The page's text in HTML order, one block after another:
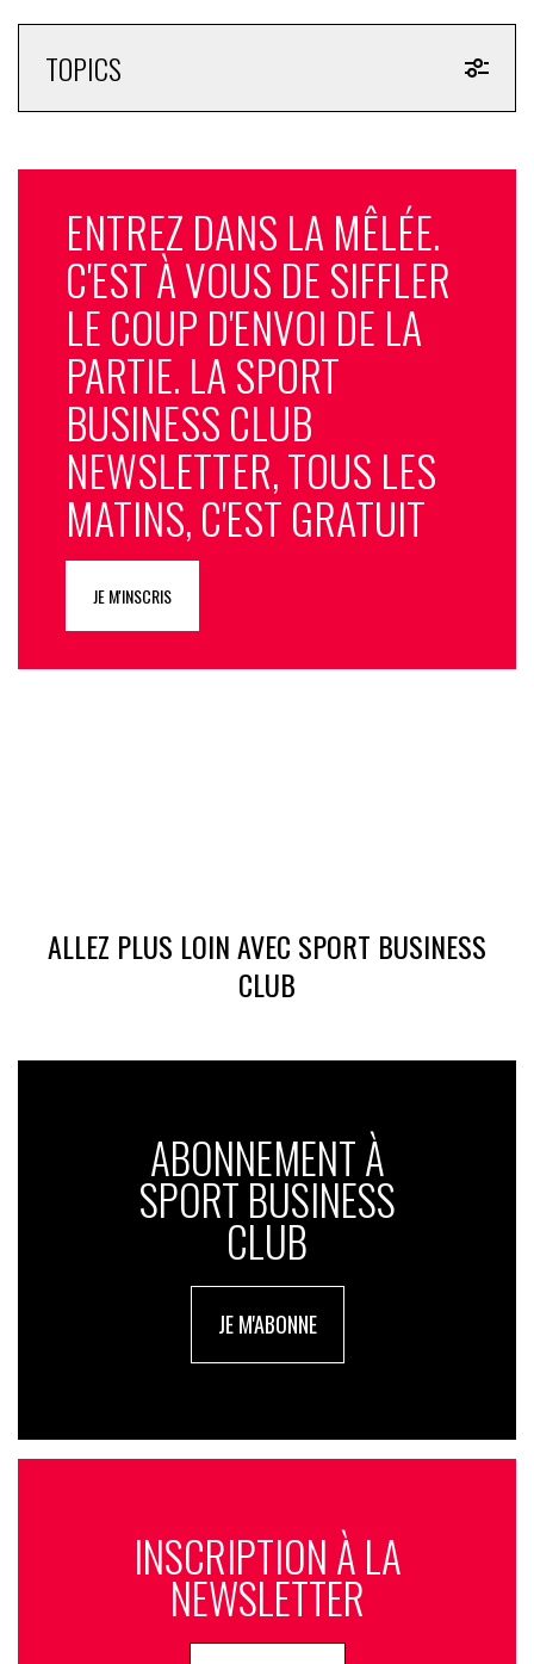
TOPICS
ENTREZ DANS LA MÊLÉE.
C'EST À VOUS DE SIFFLER
LE COUP D'ENVOI DE LA
PARTIE. LA SPORT
BUSINESS CLUB
NEWSLETTER, TOUS LES
MATINS, C'EST GRATUIT
JE M'INSCRIS
ALLEZ PLUS LOIN AVEC SPORT BUSINESS
CLUB
ABONNEMENT À
SPORT BUSINESS
CLUB
JE M'ABONNE
INSCRIPTION À LA
NEWSLETTER